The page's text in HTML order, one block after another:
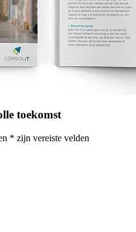
toekomst
* zijn vereiste velden